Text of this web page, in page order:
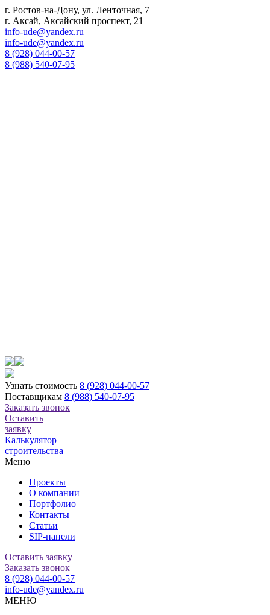
г. Ростов-на-Дону, ул. Ленточная, 7
г. Аксай, Аксайский проспект, 21
info-ude@yandex.ru
info-ude@yandex.ru
8 (928) 044-00-57
8 (988) 540-07-95
Узнать стоимость 8 (928) 044-00-57
Поставщикам 8 (988) 540-07-95
Заказать звонок
Оставить
заявку
Калькулятор
строительства
Меню
Проекты
О компании
Портфолио
Контакты
Статьи
SIP-панели
Оставить заявку
Заказать звонок
8 (928) 044-00-57
info-ude@yandex.ru
МЕНЮ